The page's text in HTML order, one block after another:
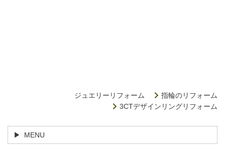
ジュエリーリフォーム
指輪のリフォーム
3CTデザインリングリフォーム
MENU